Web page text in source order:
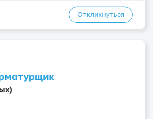
Откликнуться